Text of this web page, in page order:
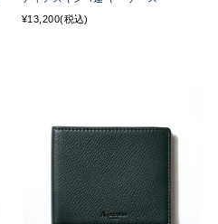
¥13,200(税込)